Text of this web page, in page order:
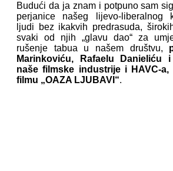
Budući da ja znam i potpuno sam
perjanice našeg lijevo-liberalnog
ljudi bez ikakvih predrasuda,
svaki od njih „glavu dao“ za
rušenje tabua u našem društvu,
Marinkoviću, Rafaelu
naše filmske industrije i HAVC-
filmu „OAZA LJUBAVI“.